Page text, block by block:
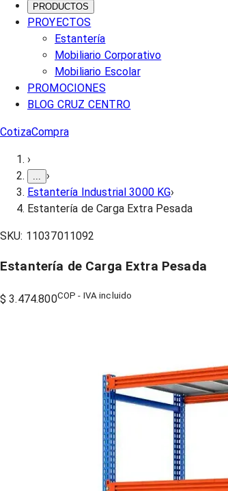
PRODUCTOS
PROYECTOS
Estantería
Mobiliario Corporativo
Mobiliario Escolar
PROMOCIONES
BLOG CRUZ CENTRO
CotizaCompra
›
›
Estantería Industrial 3000 KG›
Estantería de Carga Extra Pesada
SKU: 11037011092
Estantería de Carga Extra Pesada
$ 3.474.800COP - IVA incluido